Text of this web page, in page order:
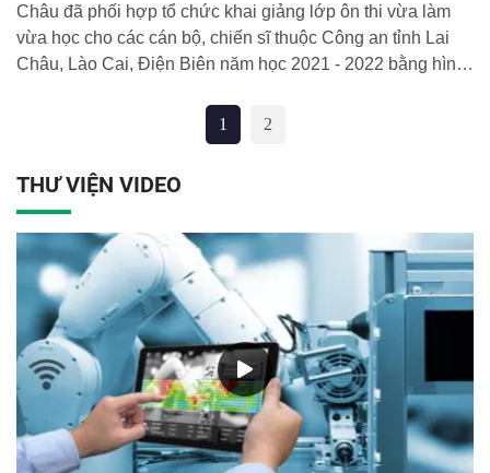
Châu đã phối hợp tổ chức khai giảng lớp ôn thi vừa làm
vừa học cho các cán bộ, chiến sĩ thuộc Công an tỉnh Lai
Châu, Lào Cai, Điện Biên năm học 2021 - 2022 bằng hình
1
2
THƯ VIỆN VIDEO